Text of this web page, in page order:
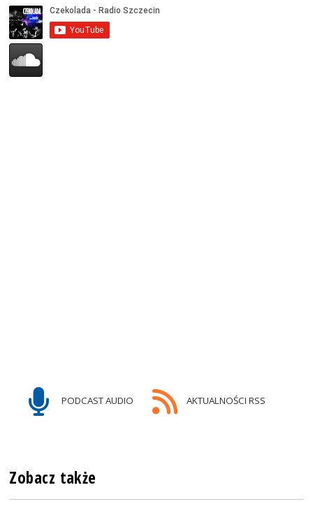
PODCAST AUDIO AKTUALNOŚCI RSS
Zobacz także